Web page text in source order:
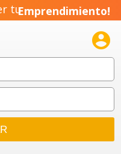
tuEmprendimiento!
